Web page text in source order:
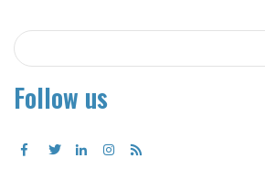
Αναζήτηση
Αναζήτηση
Follow us